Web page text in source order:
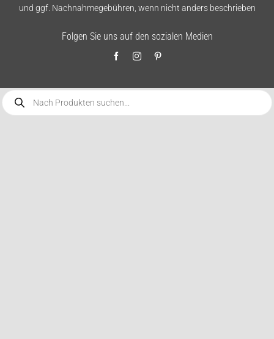
und ggf. Nachnahmegebühren, wenn nicht anders beschrieben
Folgen Sie uns auf den sozialen Medien
Products
search